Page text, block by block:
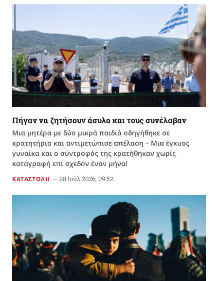
Πήγαν να ζητήσουν άσυλο και τους συνέλαβαν
Μια μητέρα με δύο μικρά παιδιά οδηγήθηκε σε
κρατητήριο και αντιμετώπισε απέλαση – Μια έγκυος
γυναίκα και ο σύντροφός της κρατήθηκαν χωρίς
καταγραφή επί σχεδόν έναν μήνα!
ΚΑΤΑΣΤΟΛΗ 28 Ιούλ 2026, 09:52